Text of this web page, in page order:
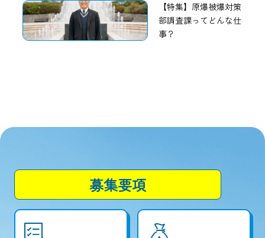
【特集】原爆被爆対策
部調査課ってどんな仕
事？
募集要項